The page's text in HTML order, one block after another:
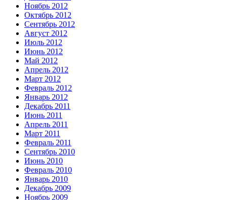
Ноябрь 2012
Октябрь 2012
Сентябрь 2012
Август 2012
Июль 2012
Июнь 2012
Май 2012
Апрель 2012
Март 2012
Февраль 2012
Январь 2012
Декабрь 2011
Июнь 2011
Апрель 2011
Март 2011
Февраль 2011
Сентябрь 2010
Июнь 2010
Февраль 2010
Январь 2010
Декабрь 2009
Ноябрь 2009